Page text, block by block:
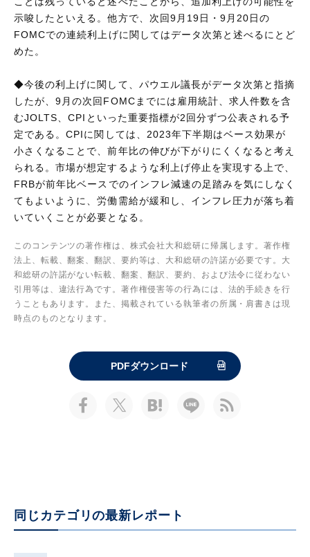
示唆したといえる。他方で、次回9月19日・9月20日の
FOMCでの連続利上げに関してはデータ次第と述べるにとど
めた。
◆今後の利上げに関して、パウエル議長がデータ次第と指摘
したが、9月の次回FOMCまでには雇用統計、求人件数を含
むJOLTS、CPIといった重要指標が2回分ずつ公表される予
定である。CPIに関しては、2023年下半期はベース効果が
小さくなることで、前年比の伸びが下がりにくくなると考え
られる。市場が想定するような利上げ停止を実現する上で、
FRBが前年比ベースでのインフレ減速の足踏みを気にしなく
てもよいように、労働需給が緩和し、インフレ圧力が落ち着
いていくことが必要となる。
このコンテンツの著作権は、株式会社大和総研に帰属します。著作権
法上、転載、翻案、翻訳、要約等は、大和総研の許諾が必要です。大
和総研の許諾がない転載、翻案、翻訳、要約、および法令に従わない
引用等は、違法行為です。著作権侵害等の行為には、法的手続きを行
うこともあります。また、掲載されている執筆者の所属・肩書きは現
時点のものとなります。
PDFダウンロード
同じカテゴリの最新レポート